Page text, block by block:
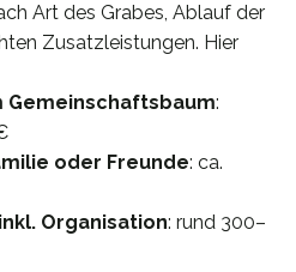
Art des Grabes, Ablauf der
Zusatzleistungen. Hier
Gemeinschaftsbaum:
oder Freunde: ca.
Organisation: rund 300–